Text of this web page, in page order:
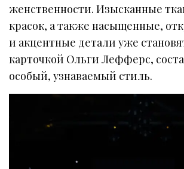
женственности. Изысканные
красок, а также насыщенные,
и акцентные детали уже
карточкой Ольги Лефферс,
особый, узнаваемый стиль.